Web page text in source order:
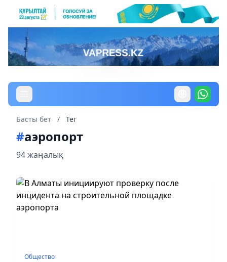
Басты бет / Тег
#аэропорт
94 жаңалық
Общество